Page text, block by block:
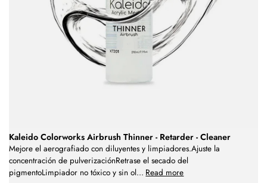
Kaleido Colorworks Airbrush Thinner - Retarder - Cleaner
Mejore el aerografiado con diluyentes y limpiadores.Ajuste la
concentración de pulverizaciónRetrase el secado del
pigmentoLimpiador no tóxico y sin ol... Read more